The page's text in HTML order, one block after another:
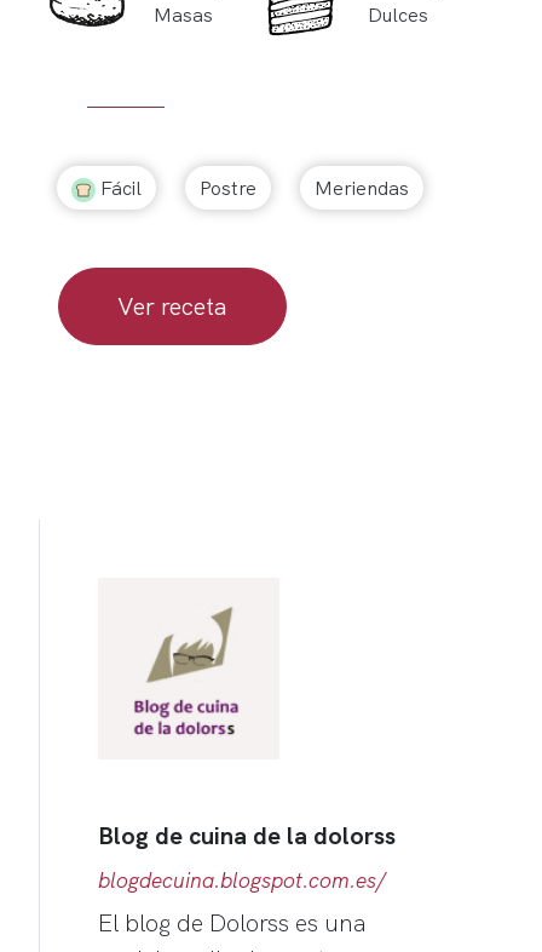
Masas
Dulces
Fácil Postre Meriendas
Ver receta
Blog de cuina de la dolorss
blogdecuina.blogspot.com.es/
El blog de Dolorss es una